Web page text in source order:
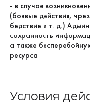
- в случае
(боевые действия,
бедствие и т. д.)
сохранность
а также
ресурса
Условия